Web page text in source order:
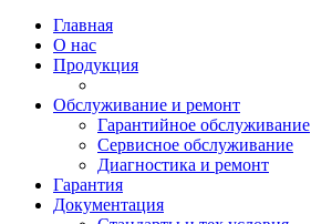
Главная
О нас
Продукция
Обслуживание и ремонт
Гарантийное обслуживание
Сервисное обслуживание
Диагностика и ремонт
Гарантия
Документация